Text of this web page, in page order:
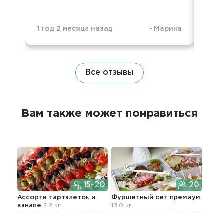
1 год 2 месяца назад - Марина
Все отзывы
Вам также может понравиться
15-20
Ассорти тарталеток и
канапе 3.2 кг
20
Фуршетный сет премиум
13.0 кг